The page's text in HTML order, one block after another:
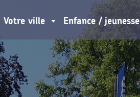
Votre ville Enfance / jeunesse